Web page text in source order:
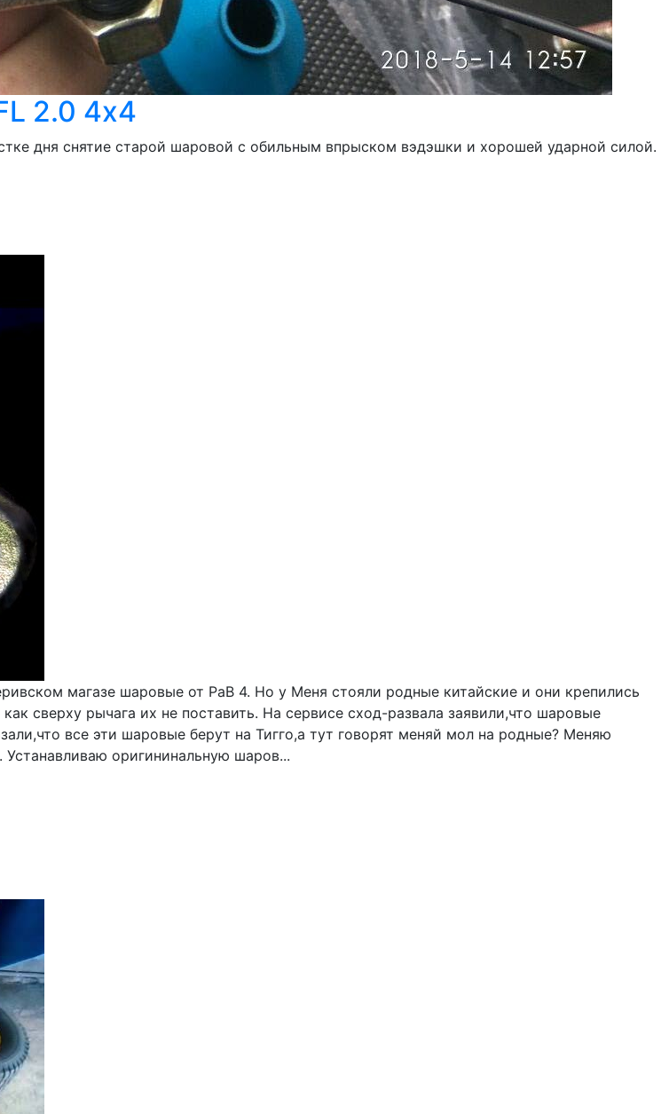
2.0 4х4
дня снятие старой шаровой с обильным впрыском вэдэшки и хорошей ударной силой.
магазе шаровые от РаВ 4. Но у Меня стояли родные китайские и они крепились
сверху рычага их не поставить. На сервисе сход-развала заявили,что шаровые
все эти шаровые берут на Тигго,а тут говорят меняй мол на родные? Меняю
оригининальную шаров...